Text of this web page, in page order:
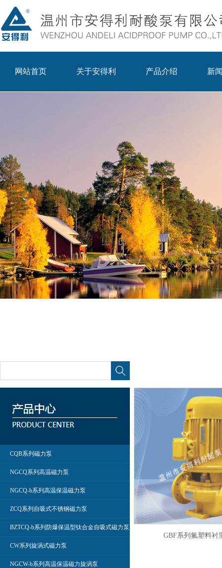
网站首页 关于安得利 产品介绍 新
CQB系列磁力泵
NGCQ系列高温磁力泵
NGCQ-b系列高温保温磁力泵
ZCQ系列自吸式不锈钢磁力泵
BZTCQ-b系列防爆保温型钛合金自吸式磁力泵
CW系列旋涡式磁力泵
NGCW-b系列高温保温磁力旋涡泵
GBF系列氟塑料衬